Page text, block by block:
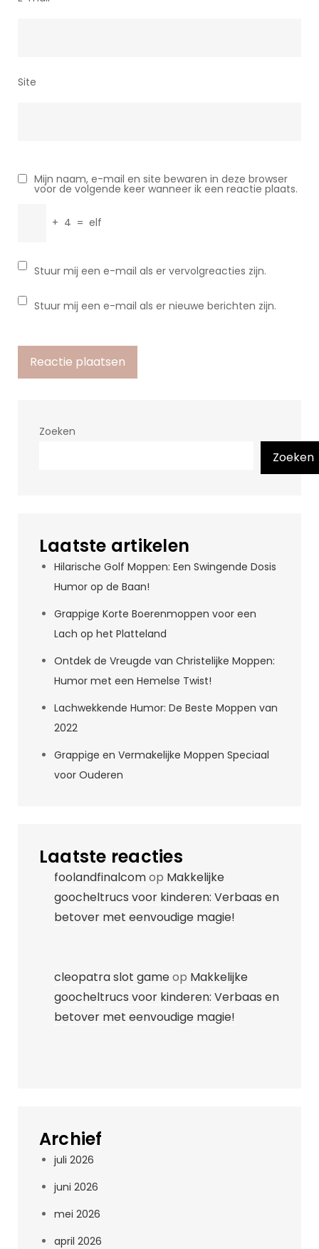
Site
Mijn naam, e-mail en site bewaren in deze browser
voor de volgende keer wanneer ik een reactie plaats.
+ 4 = elf
Stuur mij een e-mail als er vervolgreacties zijn.
Stuur mij een e-mail als er nieuwe berichten zijn.
Zoeken
Zoeken
Laatste artikelen
Hilarische Golf Moppen: Een Swingende Dosis
Humor op de Baan!
Grappige Korte Boerenmoppen voor een
Lach op het Platteland
Ontdek de Vreugde van Christelijke Moppen:
Humor met een Hemelse Twist!
Lachwekkende Humor: De Beste Moppen van
2022
Grappige en Vermakelijke Moppen Speciaal
voor Ouderen
Laatste reacties
foolandfinalcomop Makkelijke
goocheltrucs voor kinderen: Verbaas en
betover met eenvoudige magie!
cleopatra slot gameop Makkelijke
goocheltrucs voor kinderen: Verbaas en
betover met eenvoudige magie!
Archief
juli 2026
juni 2026
mei 2026
april 2026